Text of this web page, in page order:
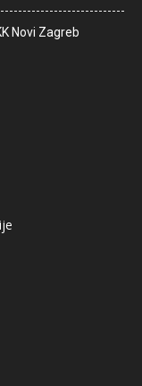
Novi Zagreb